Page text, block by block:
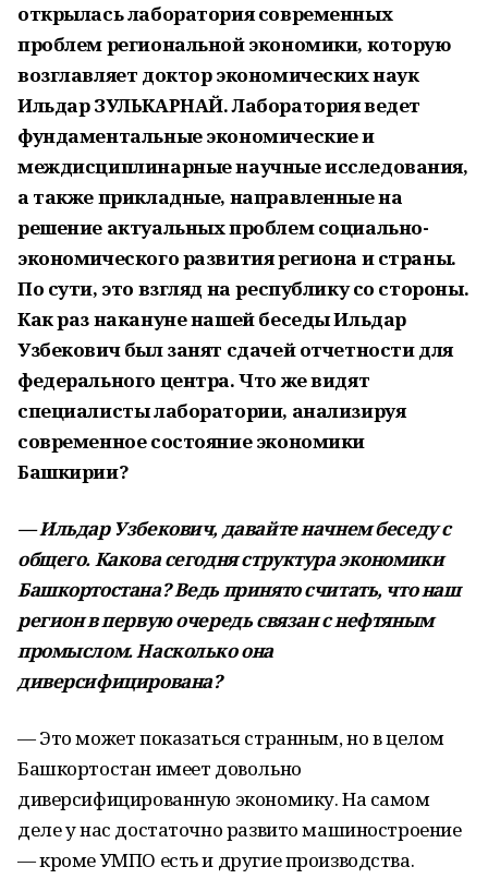
открылась лаборатория современных
проблем региональной экономики, которую
возглавляет доктор экономических наук
Ильдар ЗУЛЬКАРНАЙ. Лаборатория ведет
фундаментальные экономические и
междисциплинарные научные исследования,
а также прикладные, направленные на
решение актуальных проблем социально-
экономического развития региона и страны.
По сути, это взгляд на республику со стороны.
Как раз накануне нашей беседы Ильдар
Узбекович был занят сдачей отчетности для
федерального центра. Что же видят
специалисты лаборатории, анализируя
современное состояние экономики
Башкирии?
— Ильдар Узбекович, давайте начнем беседу с
общего. Какова сегодня структура экономики
Башкортостана? Ведь принято считать, что наш
регион в первую очередь связан с нефтяным
промыслом. Насколько она
диверсифицирована?
— Это может показаться странным, но в целом
Башкортостан имеет довольно
диверсифицированную экономику. На самом
деле у нас достаточно развито машиностроение
— кроме УМПО есть и другие производства.